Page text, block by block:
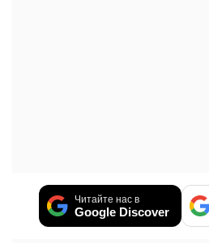
Читайте нас в
Google Discover